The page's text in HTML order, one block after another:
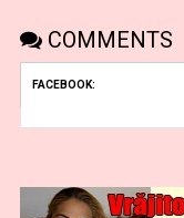
COMMENTS
FACEBOOK: